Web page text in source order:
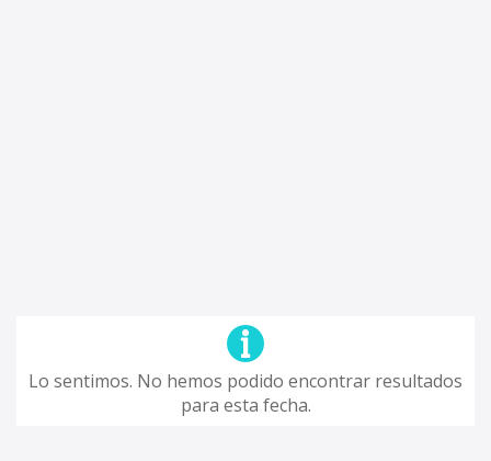
Lo sentimos. No hemos podido encontrar resultados
para esta fecha.